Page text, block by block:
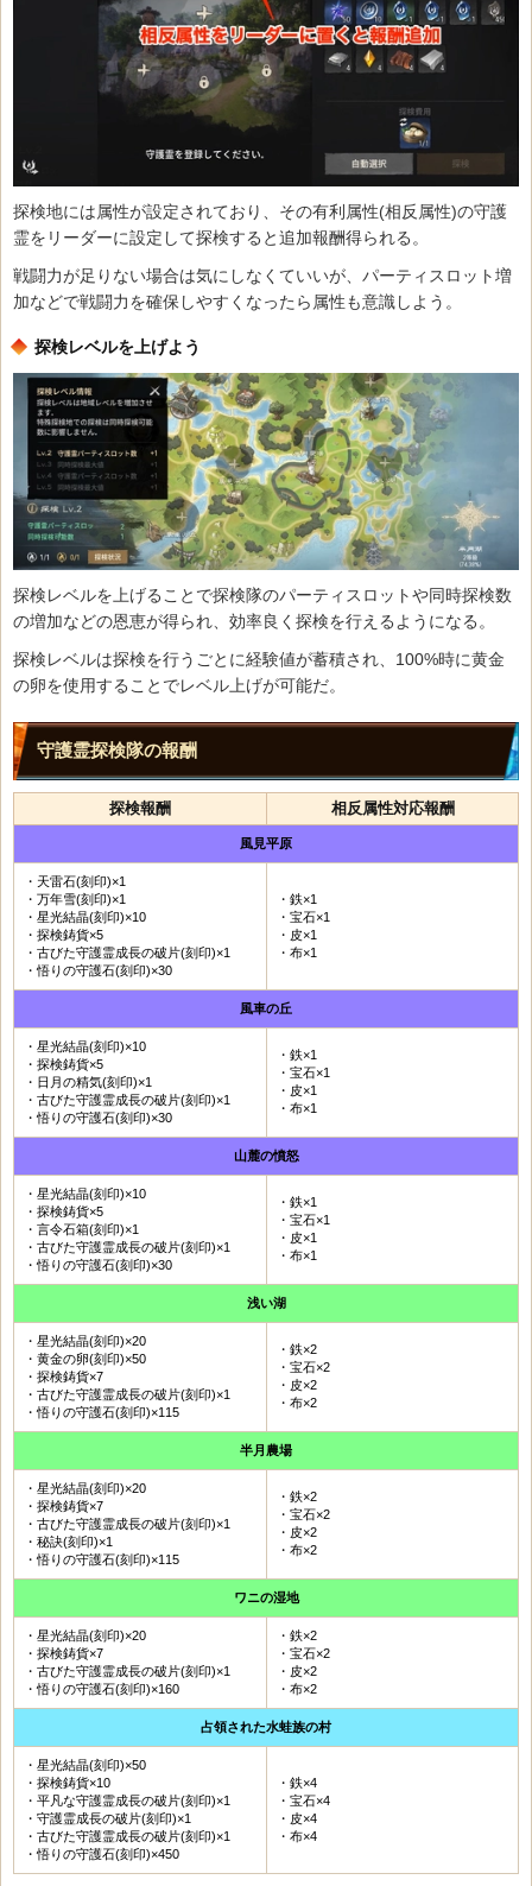
探検地には属性が設定されており、その有利属性(相反属性)の守護
霊をリーダーに設定して探検すると追加報酬得られる。
戦闘力が足りない場合は気にしなくていいが、パーティスロット増
加などで戦闘力を確保しやすくなったら属性も意識しよう。
探検レベルを上げよう
探検レベルを上げることで探検隊のパーティスロットや同時探検数
の増加などの恩恵が得られ、効率良く探検を行えるようになる。
探検レベルは探検を行うごとに経験値が蓄積され、100%時に黄金
の卵を使用することでレベル上げが可能だ。
守護霊探検隊の報酬
探検報酬 相反属性対応報酬
風見平原
・天雷石(刻印)×1
・万年雪(刻印)×1
・星光結晶(刻印)×10
・探検鋳貨×5
・古びた守護霊成長の破片(刻印)×1
・悟りの守護石(刻印)×30
・鉄×1
・宝石×1
・皮×1
・布×1
風車の丘
・星光結晶(刻印)×10
・探検鋳貨×5
・日月の精気(刻印)×1
・古びた守護霊成長の破片(刻印)×1
・悟りの守護石(刻印)×30
・鉄×1
・宝石×1
・皮×1
・布×1
山麓の憤怒
・星光結晶(刻印)×10
・探検鋳貨×5
・言令石箱(刻印)×1
・古びた守護霊成長の破片(刻印)×1
・悟りの守護石(刻印)×30
・鉄×1
・宝石×1
・皮×1
・布×1
浅い湖
・星光結晶(刻印)×20
・黄金の卵(刻印)×50
・探検鋳貨×7
・古びた守護霊成長の破片(刻印)×1
・悟りの守護石(刻印)×115
・鉄×2
・宝石×2
・皮×2
・布×2
半月農場
・星光結晶(刻印)×20
・探検鋳貨×7
・古びた守護霊成長の破片(刻印)×1
・秘訣(刻印)×1
・悟りの守護石(刻印)×115
・鉄×2
・宝石×2
・皮×2
・布×2
ワニの湿地
・星光結晶(刻印)×20
・探検鋳貨×7
・古びた守護霊成長の破片(刻印)×1
・悟りの守護石(刻印)×160
・鉄×2
・宝石×2
・皮×2
・布×2
占領された水蛙族の村
・星光結晶(刻印)×50
・探検鋳貨×10
・平凡な守護霊成長の破片(刻印)×1
・守護霊成長の破片(刻印)×1
・古びた守護霊成長の破片(刻印)×1
・悟りの守護石(刻印)×450
・鉄×4
・宝石×4
・皮×4
・布×4